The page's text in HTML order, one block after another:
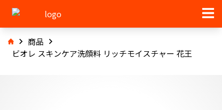
商品
ビオレ スキンケア洗顔料 リッチモイスチャー 花王